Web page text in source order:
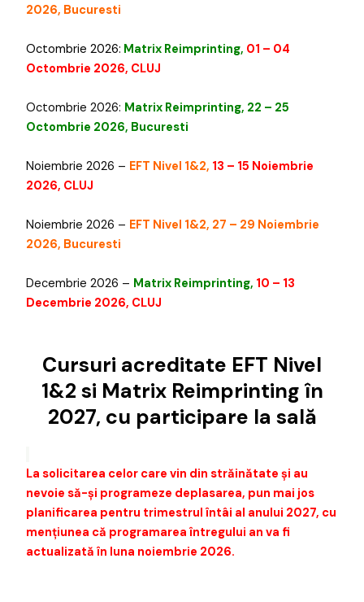
2026, Bucuresti
Octombrie 2026: Matrix Reimprinting, 01 – 04
Octombrie 2026, CLUJ
Octombrie 2026: Matrix Reimprinting, 22 – 25
Octombrie 2026, Bucuresti
Noiembrie 2026 – EFT Nivel 1&2, 13 – 15 Noiembrie
2026, CLUJ
Noiembrie 2026 – EFT Nivel 1&2, 27 – 29 Noiembrie
2026, Bucuresti
Decembrie 2026 – Matrix Reimprinting, 10 – 13
Decembrie 2026, CLUJ
Cursuri acreditate EFT Nivel
1&2 si Matrix Reimprinting în
2027, cu participare la sală
La solicitarea celor care vin din străinătate și au
nevoie să-și programeze deplasarea, pun mai jos
planificarea pentru trimestrul întâi al anului 2027, cu
mențiunea că programarea întregului an va fi
actualizată în luna noiembrie 2026.